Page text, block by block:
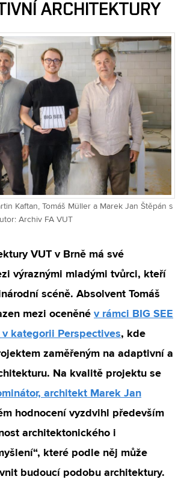
ARCHITEKTURY
Kaftan, Tomáš Müller a Marek Jan Štěpán s
Archiv FA VUT
VUT v Brně má své
výraznými mladými tvůrci, kteří
scéně. Absolvent Tomáš
mezi oceněné v rámci BIG SEE
kategorii Perspectives, kde
zaměřeným na adaptivní a
Na kvalitě projektu se
architekt Marek Jan
hodnocení vyzdvihl především
architektonického i
které podle něj může
budoucí podobu architektury.